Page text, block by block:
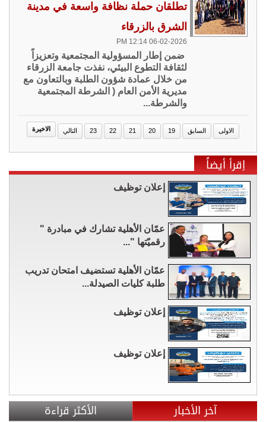
تطلقان حملة نظافة واسعة في مدينة
الشرق بالزرقاء
06-02-2026 12:14 PM
ضمن إطار المسؤولية المجتمعية وتعزيزاً
لثقافة التطوع البيئي، نفذت جامعة الزرقاء
من خلال عمادة شؤون الطلبة وبالتعاون مع
مديرية الأمن العام ( الشرطة المجتمعية
والشرطة...
الاولى السابق 19
20
21
22
23 التالي الاخيرة
إقرأ أيضاً
إعلان توظيف
عمّان الأهلية تشارك في مبادرة "
رقميّتها "...
عمّان الأهلية تستضيف امتحان تدريب
طلبة كليات الصيدلة...
إعلان توظيف
إعلان توظيف
آخر الأخبار الأكثر قراءة